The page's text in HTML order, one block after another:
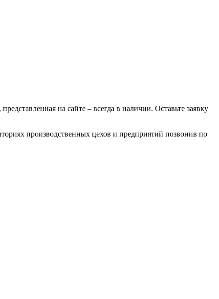
на сайте – всегда в наличии. Оставьте заявку
производственных цехов и предприятий позвонив по